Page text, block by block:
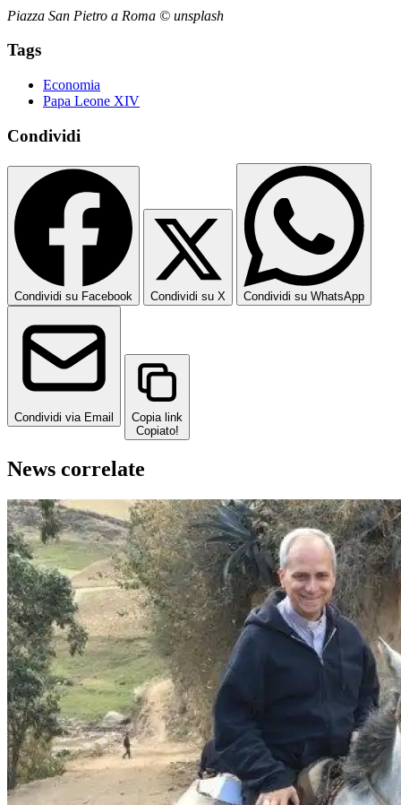
Piazza San Pietro a Roma © unsplash
Tags
Economia
Papa Leone XIV
Condividi
Condividi su Facebook Condividi su X Condividi su WhatsApp
Condividi via Email
Copia link
Copiato!
News correlate